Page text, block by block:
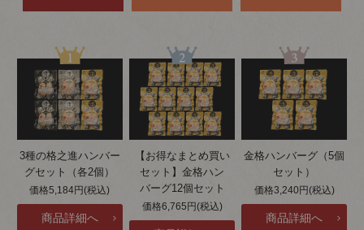
3種の格之進ハンバー
グセット（各2個）
価格5,184円(税込)
【お得なまとめ買い
セット】金格ハン
バーグ12個セット
価格6,765円(税込)
金格ハンバーグ（5個
セット）
価格3,240円(税込)